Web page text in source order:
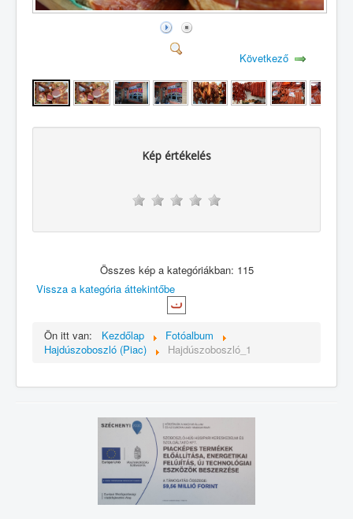
Következő
Kép értékelés
Összes kép a kategóriákban: 115
Vissza a kategória áttekintőbe
Ön itt van: Kezdőlap
Fotóalbum
Hajdúszoboszló (Piac)
Hajdúszoboszló_1